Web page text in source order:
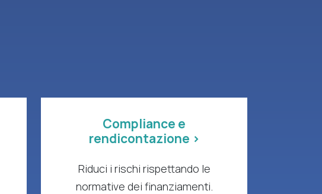
Compliance e
rendicontazione >
Riduci i rischi rispettando le
normative dei finanziamenti.